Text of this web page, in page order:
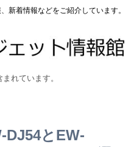
新着情報などをご紹介しています。
れています。
DJ54とEW-